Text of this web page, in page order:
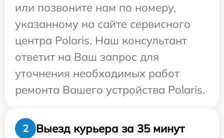
или позвоните нам по номеру,
указанному на сайте сервисного
центра Polaris. Наш консультант
ответит на Ваш запрос для
уточнения необходимых работ
ремонта Вашего устройства Polaris.
2
Выезд курьера за 35 минут